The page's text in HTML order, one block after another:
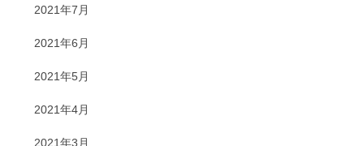
2021年7月
2021年6月
2021年5月
2021年4月
2021年3月